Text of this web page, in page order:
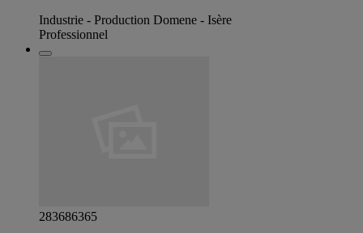
Industrie - Production Domene - Isère
Professionnel
283686365